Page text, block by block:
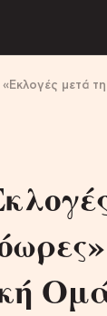
«Εκλογές μετά